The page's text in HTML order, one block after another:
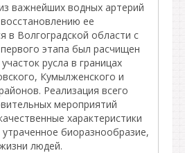
важнейших водных артерий
ее
в Волгоградской области с
этапа был расчищен
русла в границах
Кумылженского и
Реализация всего
мероприятий
характеристики
биоразнообразие,
людей.